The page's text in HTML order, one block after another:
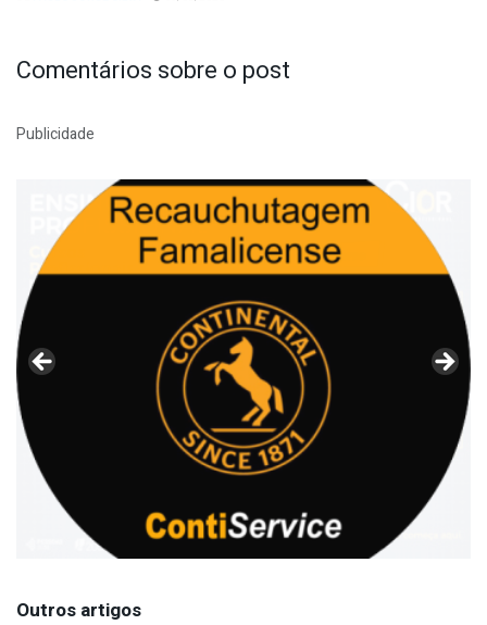
Comentários sobre o post
Publicidade
Outros artigos